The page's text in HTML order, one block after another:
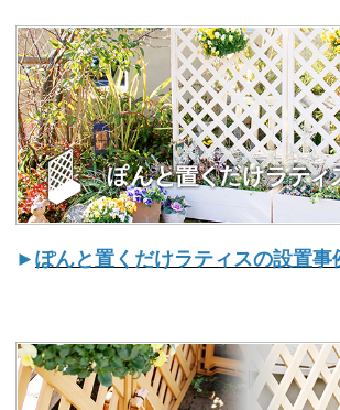
► ぽんと置くだけラティスの設置事